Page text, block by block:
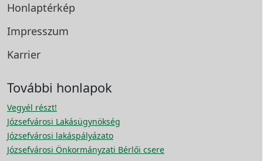
Honlaptérkép
Impresszum
Karrier
További honlapok
Vegyél részt!
Józsefvárosi Lakásügynökség
Józsefvárosi lakáspályázato
Józsefvárosi Önkormányzati Bérlői csere